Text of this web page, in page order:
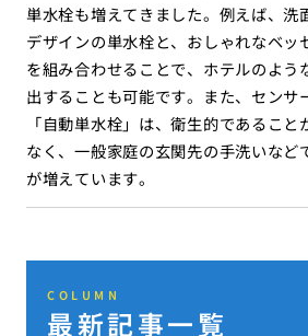
単水栓も増えてきました。例えば、洗
デザインの単水栓と、おしゃれなベッ
を組み合わせることで、ホテルのよう
出することも可能です。また、センサ
「自動単水栓」は、衛生的であるこ
なく、一般家庭の玄関先の手洗いなど
が増えています。
COLUMN
最新記事一覧